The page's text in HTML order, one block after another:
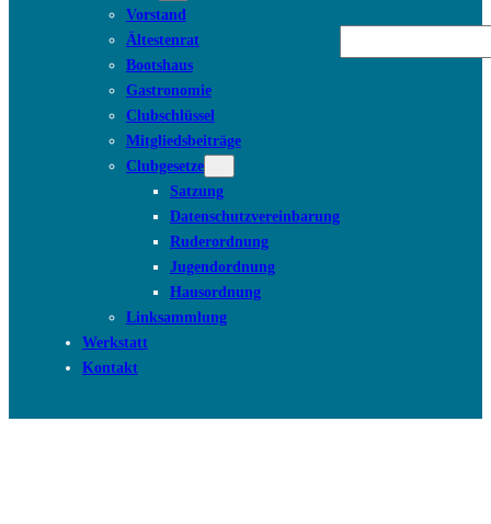
Vorstand
Ältestenrat
Bootshaus
Gastronomie
Clubschlüssel
Mitgliedsbeiträge
Clubgesetze
Satzung
Datenschutzvereinbarung
Ruderordnung
Jugendordnung
Hausordnung
Linksammlung
Werkstatt
Kontakt